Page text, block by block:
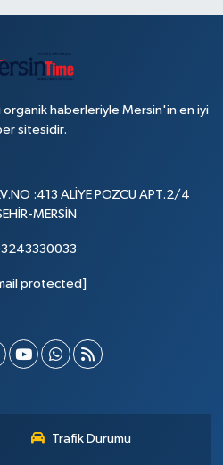
organik haberleriyle Mersin'in en iyi
sitesidir.
:413 ALİYE POZCU APT.2/4
MERSİN
protected]
Trafik Durumu